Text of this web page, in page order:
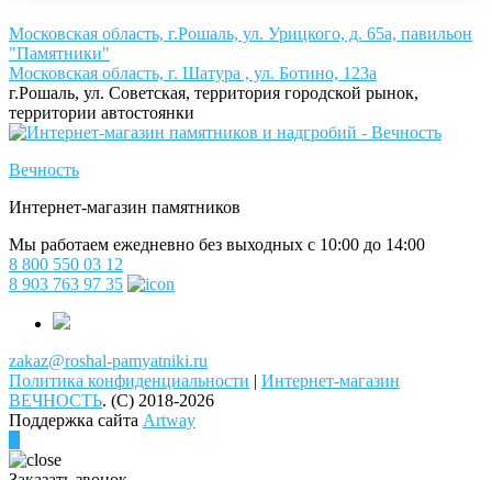
Московская область, г.Рошаль, ул. Урицкого, д. 65а, павильон
"Памятники"
Московская область, г. Шатура , ул. Ботино, 123а
г.Рошаль, ул. Советская, территория городской рынок,
территории автостоянки
Вечность
Интернет-магазин памятников
Мы работаем ежедневно без выходных с 10:00 до 14:00
8 800 550 03 12
8 903 763 97 35
zakaz@roshal-pamyatniki.ru
Политика конфиденциальности | Интернет-магазин
ВЕЧНОСТЬ. (C) 2018-2026
Поддержка сайта Artway